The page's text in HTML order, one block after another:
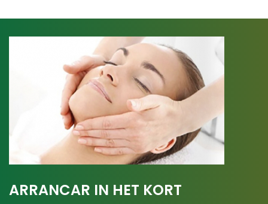
ARRANCAR IN HET KORT